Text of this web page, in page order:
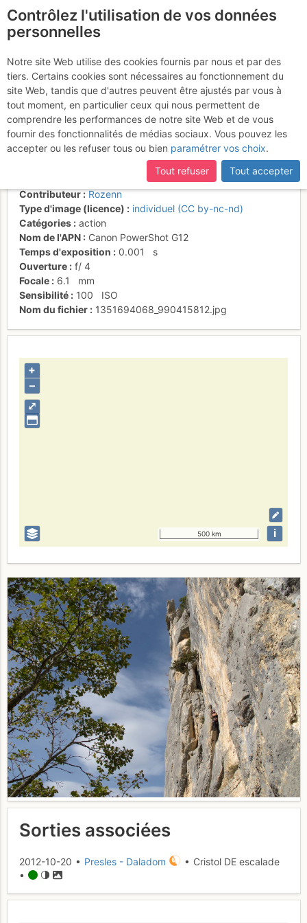
Thao du Lux (6a) Force
Roz prend la mesure des
choses
20 oct. 2012 13:40
Contributeur
Rozenn
Type d'image (licence)
individuel (CC by-nc-nd)
Catégories
action
Nom de l'APN
Canon PowerShot G12
Temps d'exposition
0.001
s
Ouverture
f/ 4
Focale
6.1
mm
Sensibilité
100
ISO
Nom du fichier
1351694068_990415812.jpg
⤢
+
–
500 km i
Sorties associées
2012-10-20 • Presles - Daladom
• Cristol DE escalade
•
Contrôlez l'utilisation de vos données
personnelles
Notre site Web utilise des cookies fournis par nous et par des
tiers. Certains cookies sont nécessaires au fonctionnement du
site Web, tandis que d'autres peuvent être ajustés par vous à
tout moment, en particulier ceux qui nous permettent de
comprendre les performances de notre site Web et de vous
fournir des fonctionnalités de médias sociaux. Vous pouvez les
accepter ou les refuser tous ou bien paramétrer vos choix.
Tout refuser
Tout accepter